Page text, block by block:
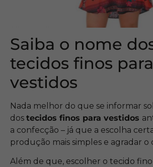
Saiba o nome
tecidos finos para
vestidos
Nada melhor do que se informar
dos tecidos finos para vestidos
a confecção – já que a escolha
produção mais simples e agradar o
Além de que, escolher o tecido